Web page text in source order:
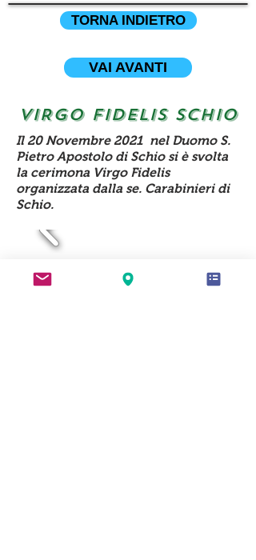
TORNA INDIETRO
VAI AVANTI
VIRGO FIDELIS SCHIO
Il 20 Novembre 2021 nel Duomo S.
Pietro Apostolo di Schio si è svolta
la cerimona Virgo Fidelis
organizzata dalla se. Carabinieri di
Schio.